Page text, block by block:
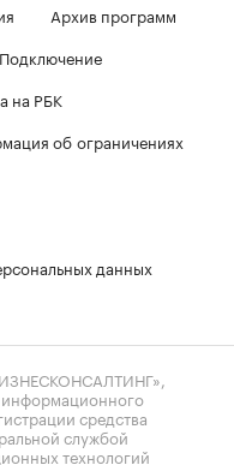
Архив программ
Подключение
на РБК
об ограничениях
данных
средства
службой
технологий